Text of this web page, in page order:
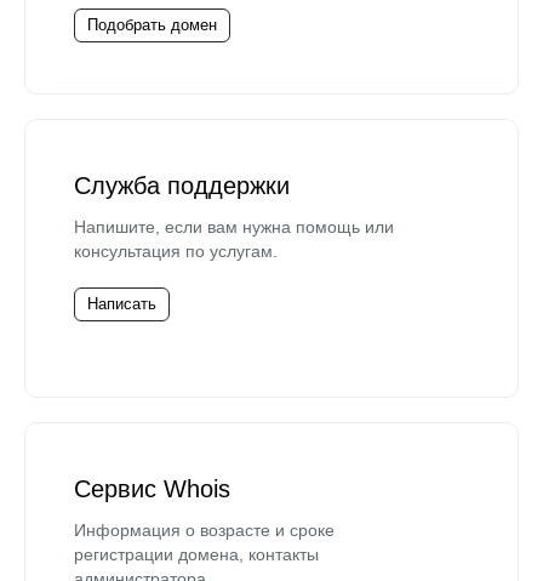
Подобрать домен
Служба поддержки
Напишите, если вам нужна помощь или
консультация по услугам.
Написать
Сервис Whois
Информация о возрасте и сроке
регистрации домена, контакты